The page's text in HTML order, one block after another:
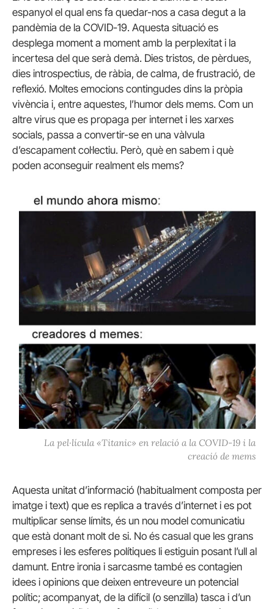
espanyol el qual ens fa quedar-nos a casa degut a la
pandèmia de la COVID-19. Aquesta situació es
desplega moment a moment amb la perplexitat i la
incertesa del que serà demà. Dies tristos, de pèrdues,
dies introspectius, de ràbia, de calma, de frustració, de
reflexió. Moltes emocions contingudes dins la pròpia
vivència i, entre aquestes, l’humor dels mems. Com un
altre virus que es propaga per internet i les xarxes
socials, passa a convertir-se en una vàlvula
d’escapament col·lectiu. Però, què en sabem i què
poden aconseguir realment els mems?
La pel·lícula «Titanic» en relació a la COVID-19 i la
creació de mems
Aquesta unitat d’informació (habitualment composta per
imatge i text) que es replica a través d’internet i es pot
multiplicar sense límits, és un nou model comunicatiu
que està donant molt de si. No és casual que les grans
empreses i les esferes polítiques li estiguin posant l’ull al
damunt. Entre ironia i sarcasme també es contagien
idees i opinions que deixen entreveure un potencial
polític; acompanyat, de la difícil (o senzilla) tasca i d’un